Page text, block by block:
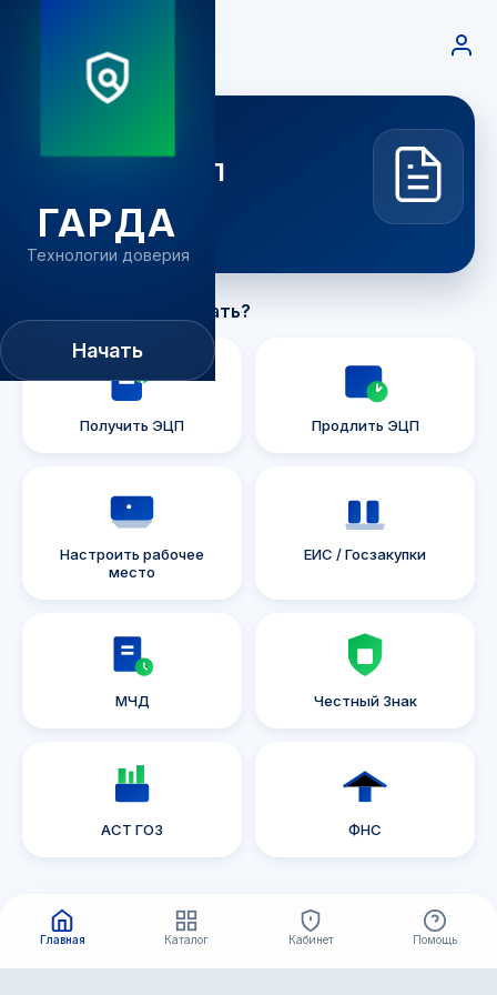
ГАРДА
Технологии доверия
Начать
Александр
Получите ЭЦП
Что вам нужно сделать?
Получить ЭЦП Продлить ЭЦП
Настроить рабочее
место
ЕИС / Госзакупки
МЧД Честный Знак
АСТ ГОЗ ФНС
Главная Каталог Кабинет Помощь